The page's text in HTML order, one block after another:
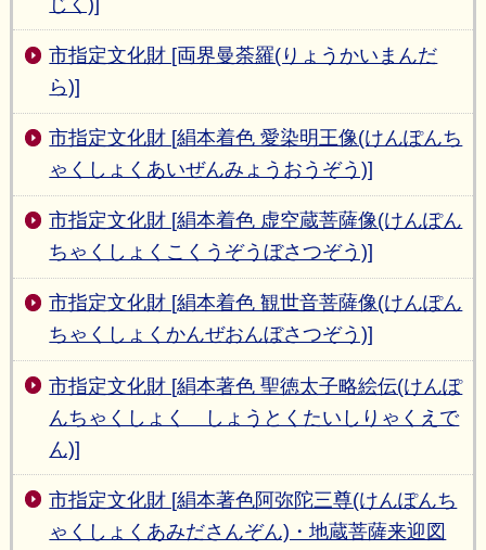
市指定文化財 [両界曼荼羅(りょうかいまんだ
ら)]
市指定文化財 [絹本着色 愛染明王像(けんぽんち
ゃくしょくあいぜんみょうおうぞう)]
市指定文化財 [絹本着色 虚空蔵菩薩像(けんぽん
ちゃくしょくこくうぞうぼさつぞう)]
市指定文化財 [絹本着色 観世音菩薩像(けんぽん
ちゃくしょくかんぜおんぼさつぞう)]
市指定文化財 [絹本著色 聖徳太子略絵伝(けんぽ
んちゃくしょく しょうとくたいしりゃくえで
ん)]
市指定文化財 [絹本著色阿弥陀三尊(けんぽんち
ゃくしょくあみださんぞん)・地蔵菩薩来迎図